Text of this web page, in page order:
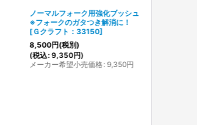
ノーマルフォーク用強化ブッシュ
※フォークのガタつき解消に！
[Ｇクラフト：33150]
8,500円(税別)
(税込: 9,350円)
メーカー希望小売価格: 9,350円